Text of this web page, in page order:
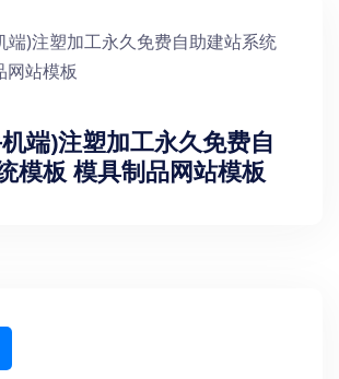
端)注塑加工永久免费自
模板 模具制品网站模板